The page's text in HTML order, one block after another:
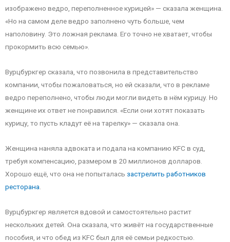
изображено ведро, переполненное курицей» — сказала женщина.
«Но на самом деле ведро заполнено чуть больше, чем
наполовину. Это ложная реклама. Его точно не хватает, чтобы
прокормить всю семью».
Вурцбуркгер сказала, что позвонила в представительство
компании, чтобы пожаловаться, но ей сказали, что в рекламе
ведро переполнено, чтобы люди могли видеть в нём курицу. Но
женщине их ответ не понравился. «Если они хотят показать
курицу, то пусть кладут её на тарелку» — сказала она.
Женщина наняла адвоката и подала на компанию KFC в суд,
требуя компенсацию, размером в 20 миллионов долларов.
Хорошо ещё, что она не попыталась застрелить работников
ресторана
Вурцбуркгер является вдовой и самостоятельно растит
нескольких детей. Она сказала, что живёт на государственные
пособия, и что обед из KFC был для её семьи редкостью.